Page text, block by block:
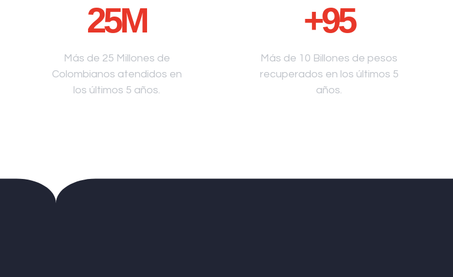
25M
Más de 25 Millones de
Colombianos atendidos en
los últimos 5 años.
+95
Más de 10 Billones de pesos
recuperados en los últimos 5
años.